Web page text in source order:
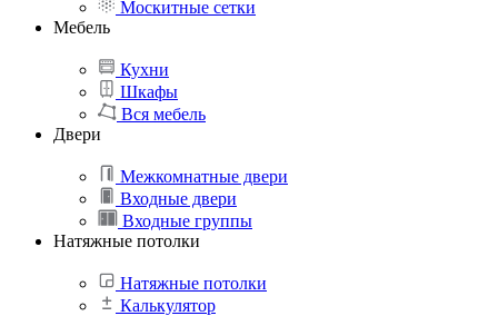
Москитные сетки
Мебель
Кухни
Шкафы
Вся мебель
Двери
Межкомнатные двери
Входные двери
Входные группы
Натяжные потолки
Натяжные потолки
Калькулятор